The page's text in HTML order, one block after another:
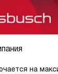
на